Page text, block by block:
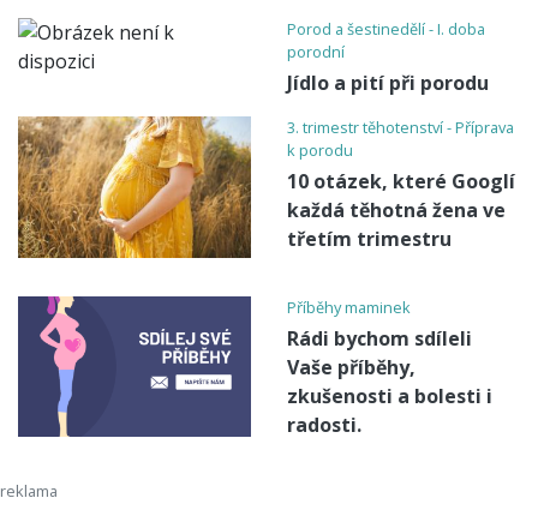
Porod a šestinedělí - I. doba
porodní
Jídlo a pití při porodu
3. trimestr těhotenství - Příprava
k porodu
10 otázek, které Googlí
každá těhotná žena ve
třetím trimestru
Příběhy maminek
Rádi bychom sdíleli
Vaše příběhy,
zkušenosti a bolesti i
radosti.